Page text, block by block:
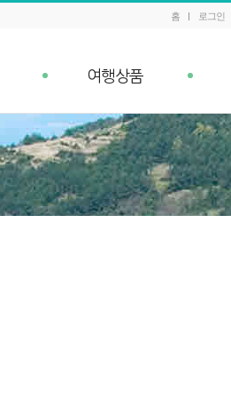
홈 로그인
여행상품
패키지 예약조회